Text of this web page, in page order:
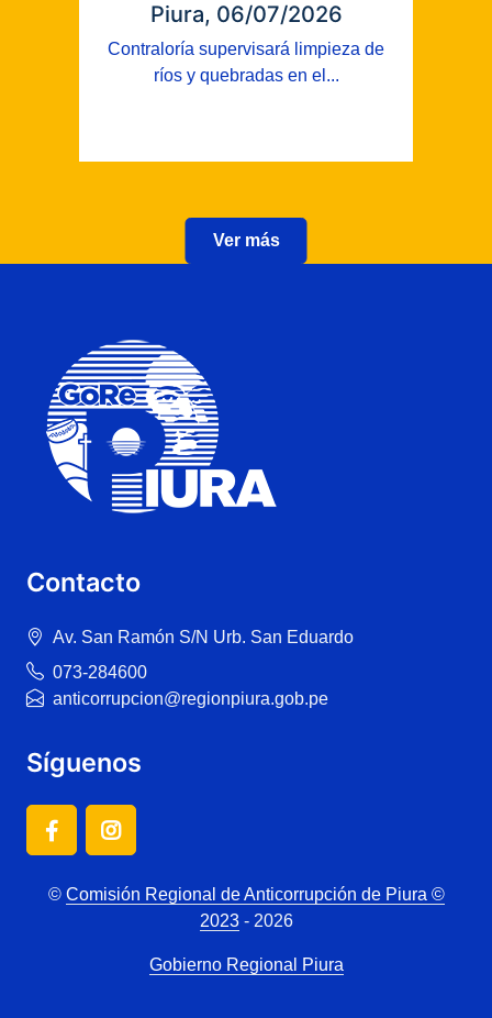
Piura, 06/07/2026
Contraloría supervisará limpieza de
ríos y quebradas en el...
Ver más
Contacto
Av. San Ramón S/N Urb. San Eduardo
073-284600
anticorrupcion@regionpiura.gob.pe
Síguenos
© Comisión Regional de Anticorrupción de Piura ©
2023- 2026
Gobierno Regional Piura